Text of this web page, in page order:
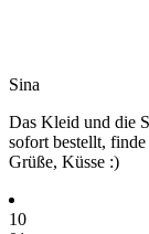
Sina
Das Kleid und die
sofort bestellt,
Grüße, Küsse :)
10